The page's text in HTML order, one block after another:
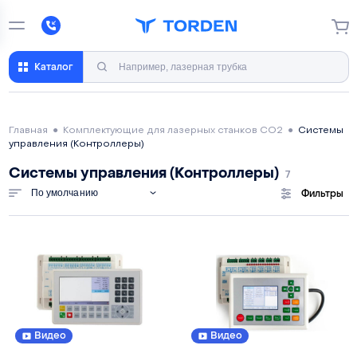
Каталог
Главная ● Комплектующие для лазерных станков CO2 ●
Системы
управления (Контроллеры)
Системы управления (Контроллеры) 7
По умолчанию Фильтры
Видео Видео